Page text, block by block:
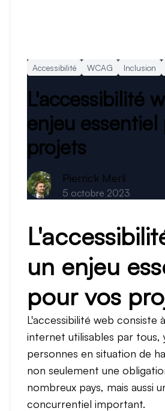
Accessibilité WCAG Inclusion
L'accessibilité
enjeu essentiel
projets
Pierrick Merli
5 octobre 2023
un enjeu
pour vos
L'accessibilité web consiste
internet utilisables par tous,
personnes en situation de
non seulement une
nombreux pays, mais aussi
concurrentiel important.